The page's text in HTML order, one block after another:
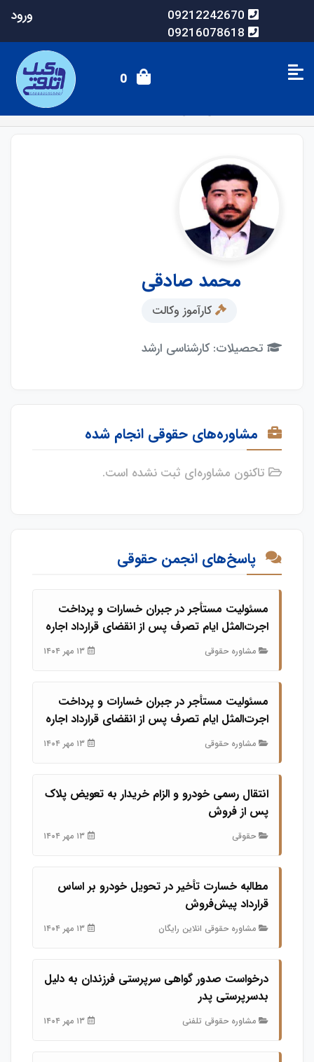
09212242670
09216078618
ورود
0
محمد صادقی
کارآموز وکالت
تحصیلات: کارشناسی ارشد
مشاوره‌های حقوقی انجام شده
تاکنون مشاوره‌ای ثبت نشده است.
پاسخ‌های انجمن حقوقی
مسئولیت مستأجر در جبران خسارات و پرداخت
اجرت‌المثل ایام تصرف پس از انقضای قرارداد اجاره
مشاوره حقوقی
مسئولیت مستأجر در جبران خسارات و پرداخت
اجرت‌المثل ایام تصرف پس از انقضای قرارداد اجاره
مشاوره حقوقی
انتقال رسمی خودرو و الزام خریدار به تعویض پلاک
پس از فروش
حقوقی
مطالبه خسارت تأخیر در تحویل خودرو بر اساس
قرارداد پیش‌فروش
مشاوره حقوقی انلاین رایگان
درخواست صدور گواهی سرپرستی فرزندان به دلیل
بدسرپرستی پدر
مشاوره حقوقی تلفنی